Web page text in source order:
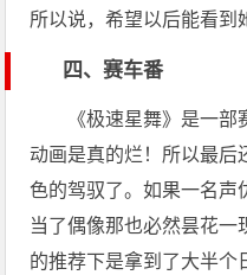
所以说，希望以后能看到
四、赛车番
《极速星舞》是一
动画是真的烂！所以最后
色的驾驭了。如果一名声
当了偶像那也必然昙花一
的推荐下是拿到了大半个